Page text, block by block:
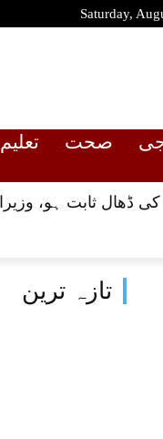
Saturday,
صحت تعلیم
ڈھال ثابت ہو،
تازہ ترین